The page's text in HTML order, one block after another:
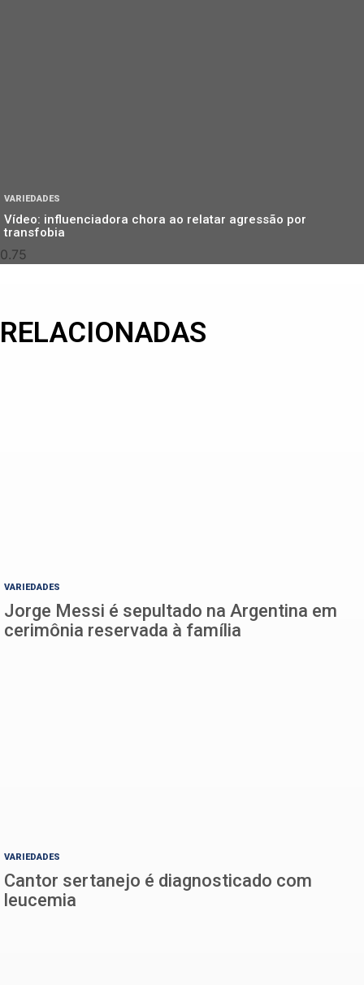
VARIEDADES
Vídeo: influenciadora chora ao relatar agressão por
transfobia
RELACIONADAS
VARIEDADES
Jorge Messi é sepultado na Argentina em
cerimônia reservada à família
VARIEDADES
Cantor sertanejo é diagnosticado com
leucemia